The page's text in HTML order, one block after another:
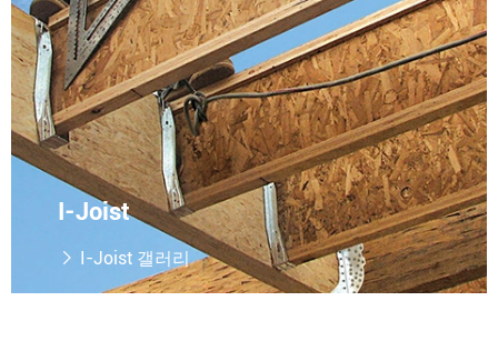
I-Joist
 I-Joist 갤러리